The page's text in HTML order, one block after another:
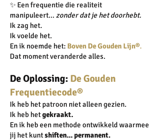
✨ Een frequentie die realiteit
manipuleert... zonder dat je het doorhebt.
Ik zag het.
Ik voelde het.
En ik noemde het: Boven De Gouden Lijn®.
Dat moment veranderde alles.
De Oplossing: De Gouden
Frequentiecode®
Ik heb het patroon niet alleen gezien.
Ik heb hetgekraakt.
En ik heb een methode ontwikkeld waarmee
jij het kuntshiften... permanent.